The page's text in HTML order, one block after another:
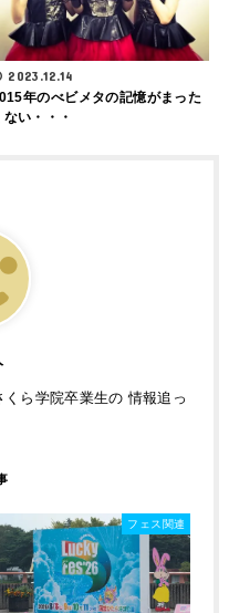
2023.12.14
年のべビメタの記憶がまった
ない・・・
ら学院卒業生の 情報追っ
フェス関連